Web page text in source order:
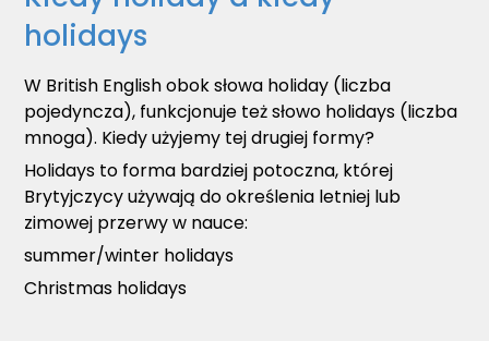
holidays
W British English obok słowa holiday (liczba
pojedyncza), funkcjonuje też słowo holidays (liczba
mnoga). Kiedy użyjemy tej drugiej formy?
Holidays to forma bardziej potoczna, której
Brytyjczycy używają do określenia letniej lub
zimowej przerwy w nauce:
summer/winter holidays
Christmas holidays